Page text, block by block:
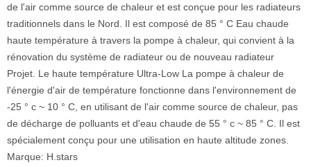
de l'air comme source de chaleur et est conçue pour les radiateurs
traditionnels dans le Nord. Il est composé de 85 ° C Eau chaude
haute température à travers la pompe à chaleur, qui convient à la
rénovation du système de radiateur ou de nouveau radiateur
Projet. Le haute température Ultra-Low La pompe à chaleur de
l'énergie d'air de température fonctionne dans l'environnement de
-25 ° c ~ 10 ° C, en utilisant de l'air comme source de chaleur, pas
de décharge de polluants et d'eau chaude de 55 ° c ~ 85 ° C. Il est
spécialement conçu pour une utilisation en haute altitude zones.
Marque: H.stars